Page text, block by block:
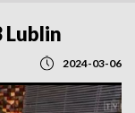
Lublin
2024-03-06